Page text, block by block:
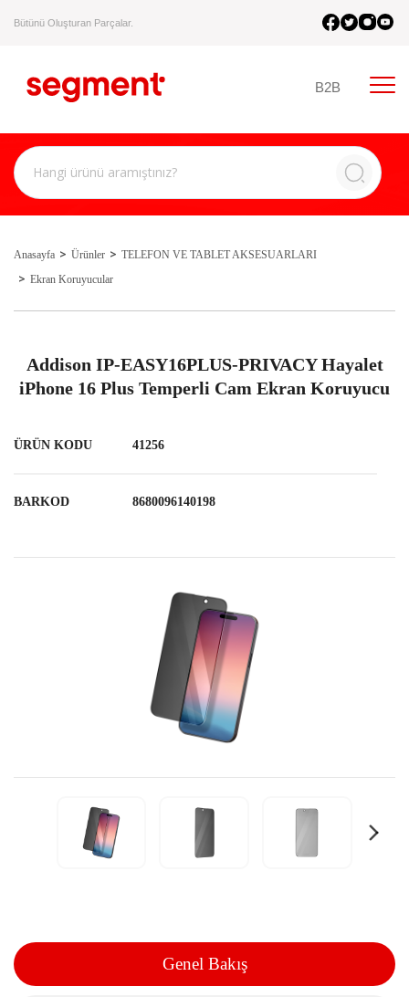
Bütünü Oluşturan Parçalar.
B2B
Anasayfa Ürünler
TELEFON VE TABLET AKSESUARLARI
Ekran Koruyucular
Addison IP-EASY16PLUS-PRIVACY Hayalet
iPhone 16 Plus Temperli Cam Ekran Koruyucu
ÜRÜN KODU 41256
BARKOD 8680096140198
Genel Bakış